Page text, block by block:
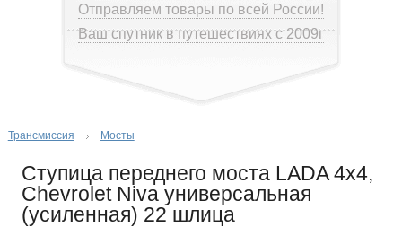
Отправляем товары по всей России!
Ваш спутник в путешествиях с 2009г
Трансмиссия Мосты
Ступица переднего моста LADA 4x4,
Chevrolet Niva универсальная
(усиленная) 22 шлица